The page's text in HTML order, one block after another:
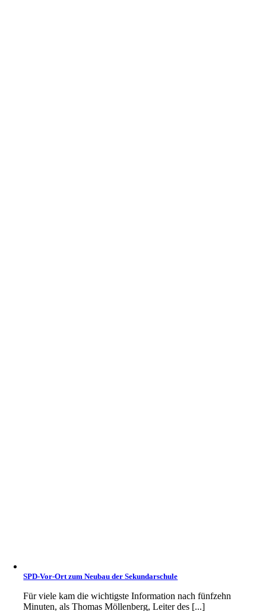
SPD-Vor-Ort zum Neubau der Sekundarschule
Für viele kam die wichtigste Information nach fünfzehn
Minuten, als Thomas Möllenberg, Leiter des [...]